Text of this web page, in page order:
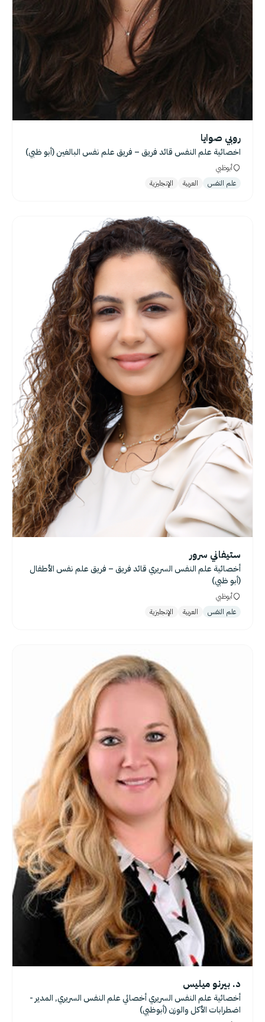
روبي صوايا
اخصائية علم النفس قائد فريق – فريق علم نفس البالغين (أبو ظبي)
أبوظبي
علم النفس
العربية الإنجليزية
ستيفاني سرور
أخصائية علم النفس السريري قائد فريق – فريق علم نفس الأطفال
(أبو ظبي)
أبوظبي
علم النفس
العربية الإنجليزية
د. بيرنو ميليس
أخصائية علم النفس السريري أخصائي علم النفس السريري, المدير -
اضطرابات الأكل والوزن (أبوظبي)